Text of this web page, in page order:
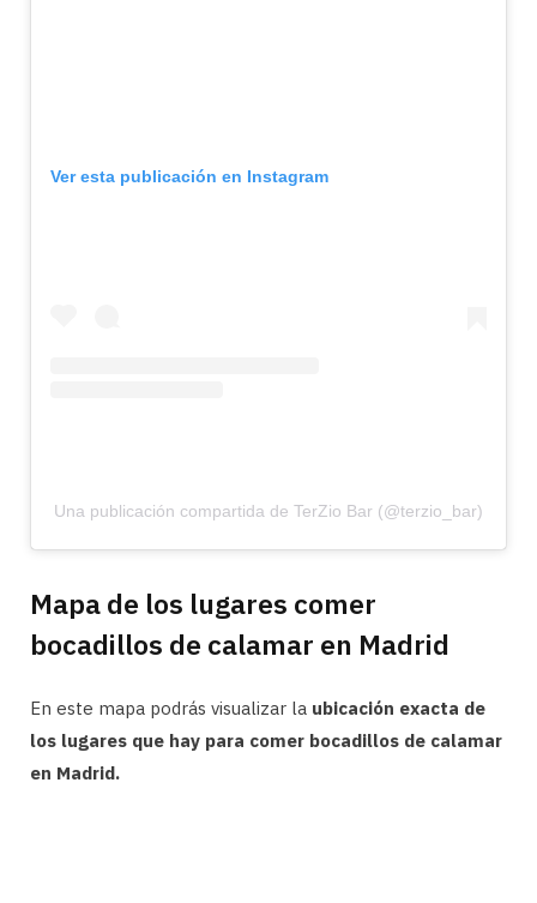
Ver esta publicación en Instagram
Una publicación compartida de TerZio Bar (@terzio_bar)
Mapa de los lugares comer
bocadillos de calamar en Madrid
En este mapa podrás visualizar la ubicación exacta de
los lugares que hay para comer bocadillos de calamar
en Madrid.